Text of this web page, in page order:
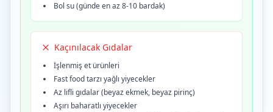
Bol su (günde en az 8-10 bardak)
Kaçınılacak Gıdalar
İşlenmiş et ürünleri
Fast food tarzı yağlı yiyecekler
Az lifli gıdalar (beyaz ekmek, beyaz pirinç)
Aşırı baharatlı yiyecekler